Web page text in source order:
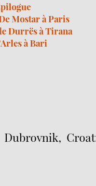
Mostar à Paris
Durrës à Tirana
à Bari